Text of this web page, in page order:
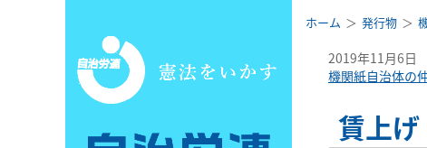
ホーム 発行物
2019年11月6日
機関紙自治体の
賃上